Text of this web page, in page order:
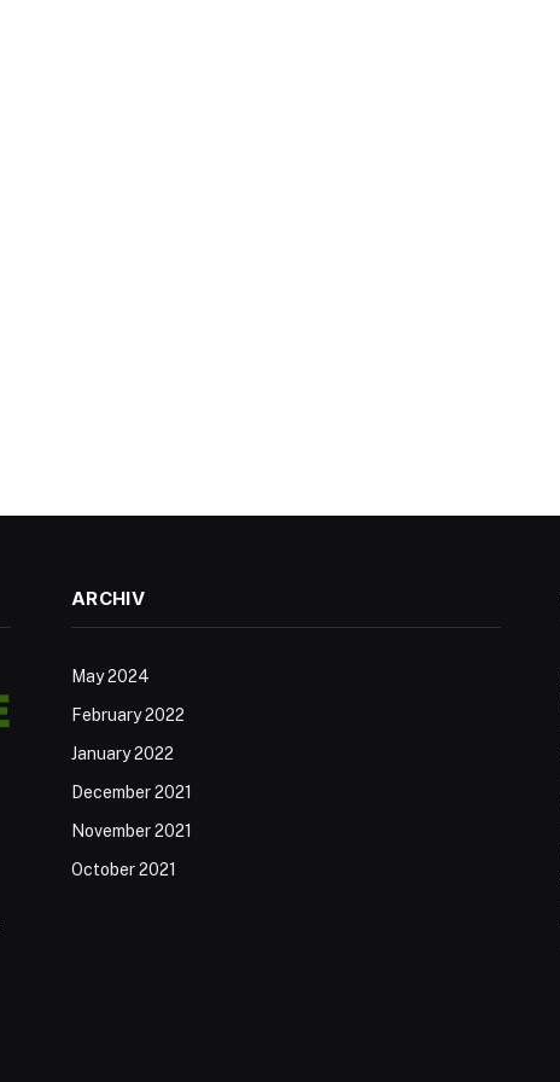
ARCHIV
May 2024
February 2022
January 2022
December 2021
November 2021
October 2021